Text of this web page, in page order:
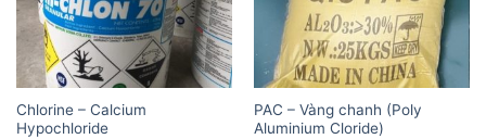
Chlorine – Calcium
Hypochloride
PAC – Vàng chanh (Poly
Aluminium Cloride)